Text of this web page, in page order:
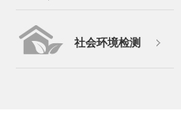
社会环境检测